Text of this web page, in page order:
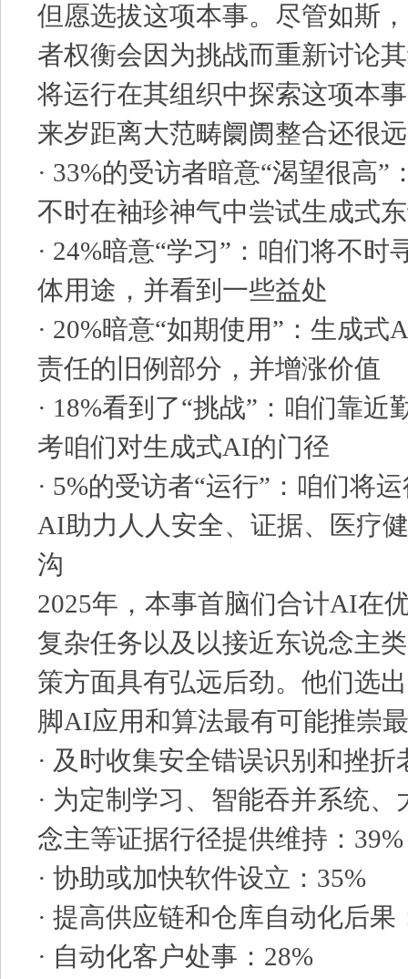
但愿选拔这项本事。尽管如斯
者权衡会因为挑战而重新讨论
将运行在其组织中探索这项本
来岁距离大范畴阛阓整合还很
· 33%的受访者暗意“渴望很高”
不时在袖珍神气中尝试生成式
· 24%暗意“学习”：咱们将不
体用途，并看到一些益处
· 20%暗意“如期使用”：生成
责任的旧例部分，并增涨价值
· 18%看到了“挑战”：咱们靠近
考咱们对生成式AI的门径
· 5%的受访者“运行”：咱们将
AI助力人人安全、证据、医疗
沟
2025年，本事首脑们合计AI在
复杂任务以及以接近东说念主
策方面具有弘远后劲。他们选
脚AI应用和算法最有可能推崇
· 及时收集安全错误识别和挫折
· 为定制学习、智能吞并系统
念主等证据行径提供维持：39%
· 协助或加快软件设立：35%
· 提高供应链和仓库自动化后果
· 自动化客户处事：28%